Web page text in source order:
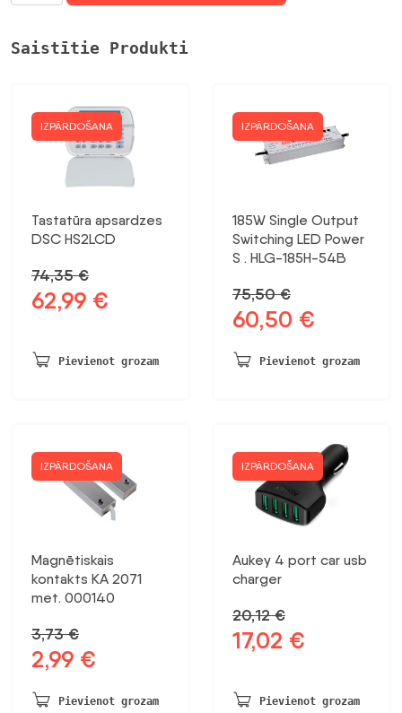
2xRJ45
191610
daudzums
Saistītie Produkti
IZPĀRDOŠANA
Tastatūra apsardzes
DSC HS2LCD
74,35€
Sākotnējā
cena
74,35 €.
62,99 €
62,99 €.
Pievienot grozam
IZPĀRDOŠANA
185W Single Output
Switching LED Power
S . HLG-185H-54B
75,50€
Sākotnējā
cena
bija:
60,50 €
ir:
Pievienot grozam
IZPĀRDOŠANA
Magnētiskais
kontakts KA 2071
met. 000140
3,73€
Sākotnējā
cena
bija:
2,99 €
ir:
Pievienot grozam
IZPĀRDOŠANA
Aukey 4 port car usb
charger
20,12€
Sākotnējā
cena
20,12 €.
17,02 €
17,02 €.
Pievienot grozam